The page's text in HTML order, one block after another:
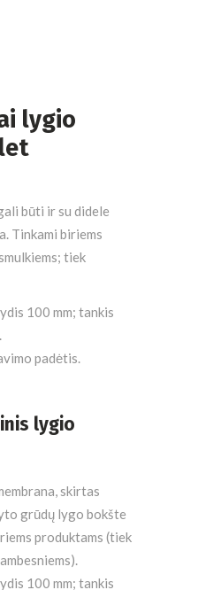
lygio
būti ir su didele
Tinkami biriems
tiek
100 mm; tankis
padėtis.
lygio
skirtas
grūdų lygo bokšte
produktams (tiek
100 mm; tankis